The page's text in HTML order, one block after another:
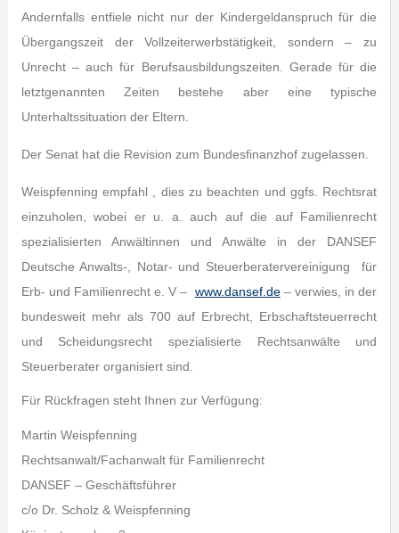
Andernfalls entfiele nicht nur der Kindergeldanspruch für die
Übergangszeit der Vollzeiterwerbstätigkeit, sondern – zu
Unrecht – auch für Berufsausbildungszeiten. Gerade für die
letztgenannten Zeiten bestehe aber eine typische
Unterhaltssituation der Eltern.
Der Senat hat die Revision zum Bundesfinanzhof zugelassen.
Weispfenning empfahl , dies zu beachten und ggfs. Rechtsrat
einzuholen, wobei er u. a. auch auf die auf Familienrecht
spezialisierten Anwältinnen und Anwälte in der DANSEF
Deutsche Anwalts-, Notar- und Steuerberatervereinigung für
Erb- und Familienrecht e. V – www.dansef.de– verwies, in der
bundesweit mehr als 700 auf Erbrecht, Erbschaftsteuerrecht
und Scheidungsrecht spezialisierte Rechtsanwälte und
Steuerberater organisiert sind.
Für Rückfragen steht Ihnen zur Verfügung:
Martin Weispfenning
Rechtsanwalt/Fachanwalt für Familienrecht
DANSEF – Geschäftsführer
c/o Dr. Scholz & Weispfenning